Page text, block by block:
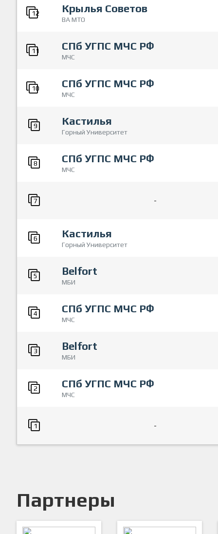
12 Крылья Советов
ВА МТО
11 СПб УГПС МЧС РФ
МЧС
10 СПб УГПС МЧС РФ
МЧС
9 Кастилья
Горный Университет
8 СПб УГПС МЧС РФ
МЧС
7 -
6 Кастилья
Горный Университет
5 Belfort
МБИ
4 СПб УГПС МЧС РФ
МЧС
3 Belfort
МБИ
2 СПб УГПС МЧС РФ
МЧС
1 -
Партнеры